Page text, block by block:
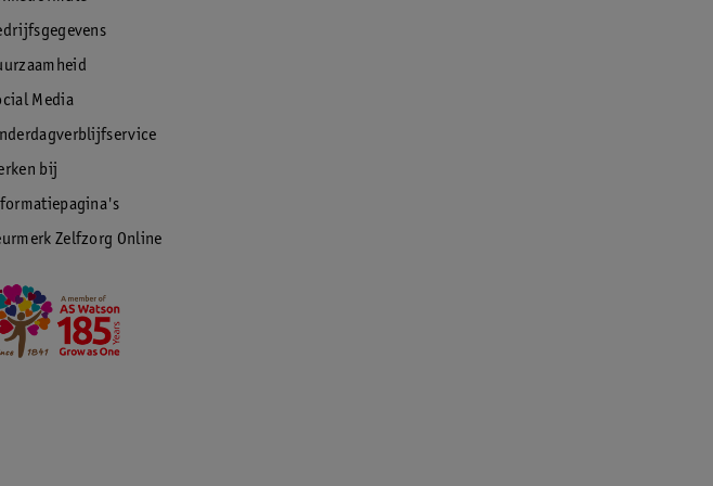
Media
bij
Zelfzorg Online